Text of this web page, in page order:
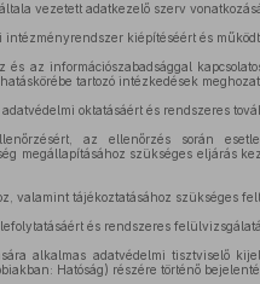
vezetett adatkezelő szerv
intézményrendszer kiépítéséért és
és az információszabadsággal
tartozó intézkedések
oktatásáért és rendszeres
az ellenőrzés során
megállapításához szükséges eljárás
valamint tájékoztatásához szükséges
és rendszeres
alkalmas adatvédelmi tisztviselő
Hatóság) részére történő